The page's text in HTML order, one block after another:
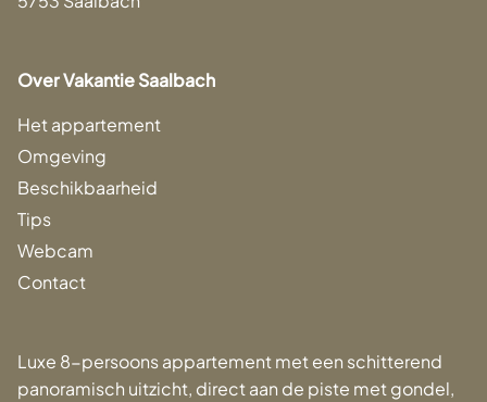
Over Vakantie Saalbach
Het appartement
Omgeving
Beschikbaarheid
Tips
Webcam
Contact
Luxe 8-persoons appartement met een schitterend
panoramisch uitzicht, direct aan de piste met gondel,